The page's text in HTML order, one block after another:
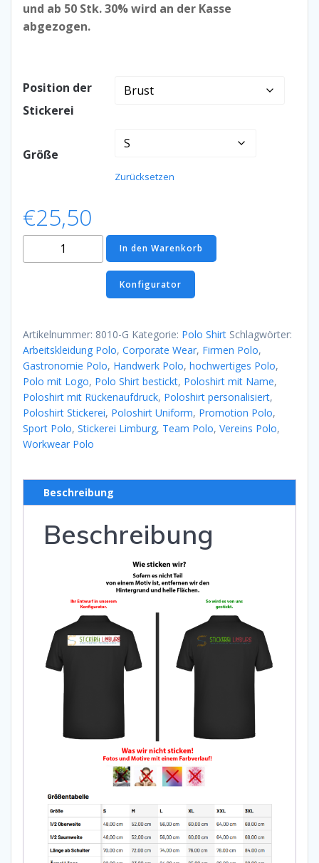
und ab 50 Stk. 30% wird an der Kasse
abgezogen.
Position der
Stickerei
Größe
Zurücksetzen
€25,50
Shirt
In den Warenkorb
Konfigurator
Artikelnummer: 8010-G Kategorie: Polo Shirt Schlagwörter:
Arbeitskleidung Polo, Corporate Wear, Firmen Polo,
Gastronomie Polo, Handwerk Polo, hochwertiges Polo,
Polo mit Logo, Polo Shirt bestickt, Poloshirt mit Name,
Poloshirt mit Rückenaufdruck, Poloshirt personalisiert,
Poloshirt Stickerei, Poloshirt Uniform, Promotion Polo,
Sport Polo, Stickerei Limburg, Team Polo, Vereins Polo,
Workwear Polo
Beschreibung
Beschreibung